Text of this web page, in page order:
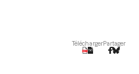
TéléchargerPartager